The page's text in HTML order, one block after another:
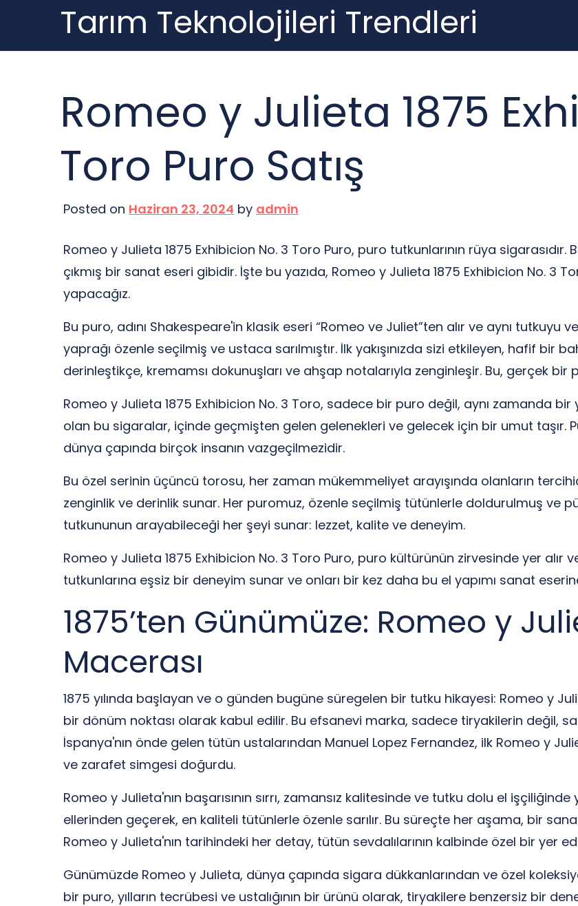
content
Tarım Teknolojileri Trendleri
Romeo y Julieta 1875
Toro Puro Satış
Posted on Haziran 23, 2024 by admin
Romeo y Julieta 1875 Exhibicion No. 3 Toro Puro, puro tutkunlarının rüya
çıkmış bir sanat eseri gibidir. İşte bu yazıda, Romeo y Julieta 1875 Exhibicion No. 3
yapacağız.
Bu puro, adını Shakespeare'in klasik eseri “Romeo ve Juliet”ten alır ve aynı tutkuyu
yaprağı özenle seçilmiş ve ustaca sarılmıştır. İlk yakışınızda sizi etkileyen, hafif bir
derinleştikçe, kremamsı dokunuşları ve ahşap notalarıyla zenginleşir. Bu, gerçek
Romeo y Julieta 1875 Exhibicion No. 3 Toro, sadece bir puro değil, aynı zamanda bir
olan bu sigaralar, içinde geçmişten gelen gelenekleri ve gelecek için bir umut taşır.
dünya çapında birçok insanın vazgeçilmezidir.
Bu özel serinin üçüncü torosu, her zaman mükemmeliyet arayışında olanların
zenginlik ve derinlik sunar. Her puromuz, özenle seçilmiş tütünlerle doldurulmuş ve
tutkununun arayabileceği her şeyi sunar: lezzet, kalite ve deneyim.
Romeo y Julieta 1875 Exhibicion No. 3 Toro Puro, puro kültürünün zirvesinde yer alır
tutkunlarına eşsiz bir deneyim sunar ve onları bir kez daha bu el yapımı sanat
1875’ten Günümüze: Romeo y
Macerası
1875 yılında başlayan ve o günden bugüne süregelen bir tutku hikayesi: Romeo y
bir dönüm noktası olarak kabul edilir. Bu efsanevi marka, sadece tiryakilerin değil,
İspanya'nın önde gelen tütün ustalarından Manuel Lopez Fernandez, ilk Romeo y
ve zarafet simgesi doğurdu.
Romeo y Julieta'nın başarısının sırrı, zamansız kalitesinde ve tutku dolu el
ellerinden geçerek, en kaliteli tütünlerle özenle sarılır. Bu süreçte her aşama, bir
Romeo y Julieta'nın tarihindeki her detay, tütün sevdalılarının kalbinde özel bir yer
Günümüzde Romeo y Julieta, dünya çapında sigara dükkanlarından ve özel
bir puro, yılların tecrübesi ve ustalığının bir ürünü olarak, tiryakilere benzersiz bir